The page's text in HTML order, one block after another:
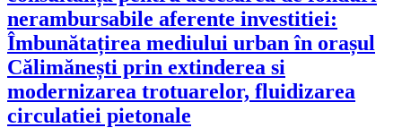
nerambursabile aferente investitiei:
Îmbunătațirea mediului urban în orașul
Călimănești prin extinderea si
modernizarea trotuarelor, fluidizarea
circulatiei pietonale